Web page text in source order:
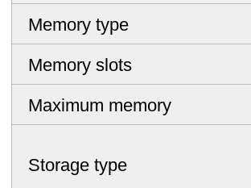
Memory type
Memory slots
Maximum memory
Storage type